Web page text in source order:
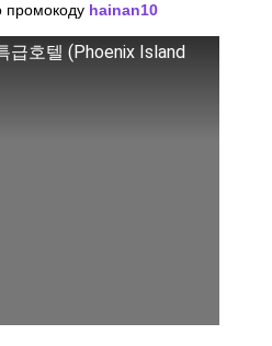
промокоду hainan10
급호텔 (Phoenix Island